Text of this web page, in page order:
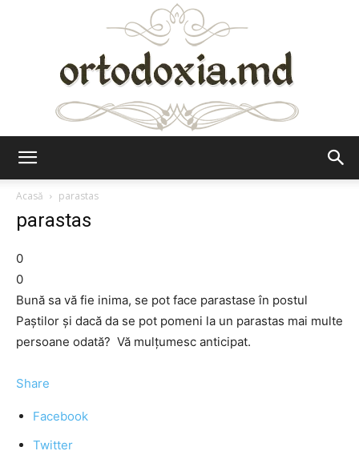
Acasă
parastas
parastas
0
0
Bună sa vă fie inima, se pot face parastase în postul
Paştilor şi dacă da se pot pomeni la un parastas mai multe
persoane odată? Vă mulţumesc anticipat.
Share
Facebook
Twitter